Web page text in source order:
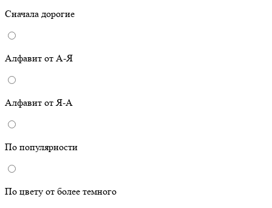
Сначала дорогие
Алфавит от А-Я
Алфавит от Я-А
По популярности
По цвету от более темного